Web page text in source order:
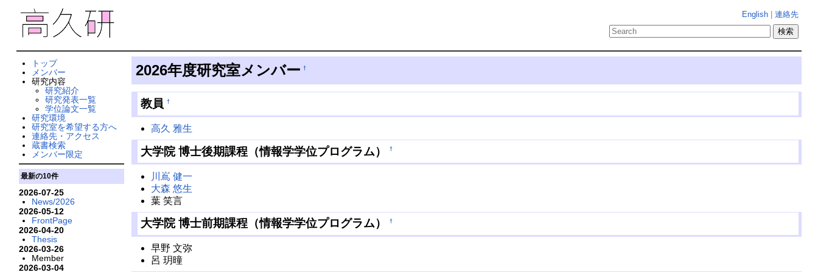
English |連絡先
2026年度研究室メンバー †
教員 †
高久 雅生
大学院 博士後期課程（情報学学位プログラム） †
川嶌 健一
大森 悠生
葉 笑言
大学院 博士前期課程（情報学学位プログラム） †
早野 文弥
呂 玥曈
トップ
メンバー
研究内容
研究紹介
研究発表一覧
学位論文一覧
研究環境
研究室を希望する方へ
連絡先・アクセス
蔵書検索
メンバー限定
最新の10件
2026-07-25
News/2026
2026-05-12
FrontPage
2026-04-20
Thesis
2026-03-26
Member
2026-03-04